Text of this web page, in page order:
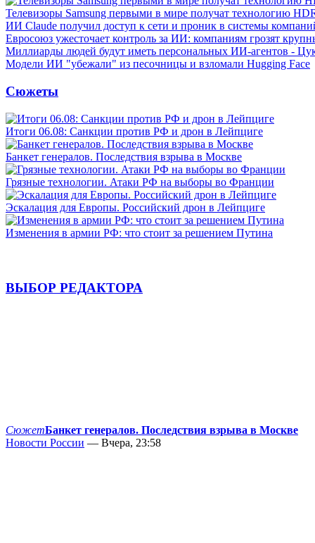
Телевизоры Samsung первыми в мире получат технологию
ИИ Claude получил доступ к сети и проник в системы
Евросоюз ужесточает контроль за ИИ: компаниям грозят
Миллиарды людей будут иметь персональных ИИ-агентов -
Модели ИИ "убежали" из песочницы и взломали Hugging Face
Сюжеты
Итоги 06.08: Санкции против РФ и дрон в Лейпциге
Банкет генералов. Последствия взрыва в Москве
Грязные технологии. Атаки РФ на выборы во Франции
Эскалация для Европы. Российский дрон в Лейпциге
Изменения в армии РФ: что стоит за решением Путина
ВЫБОР РЕДАКТОРА
СюжетБанкет генералов. Последствия взрыва в Москве
Новости России — Вчера, 23:58